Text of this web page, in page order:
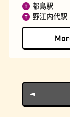
都島駅
野江内代駅